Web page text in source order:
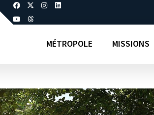
MÉTROPOLE MISSIONS